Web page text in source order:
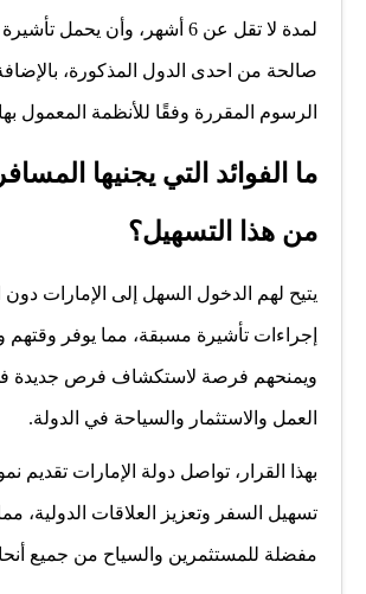
لمدة لا تقل عن 6 أشهر، وأن يحمل
صالحة من احدى الدول المذكورة،
الرسوم المقررة وفقًا للأنظمة المعمول
ما الفوائد التي يجنيها
من هذا التسهيل؟
يتيح لهم الدخول السهل إلى الإمارات دون
إجراءات تأشيرة مسبقة، مما يوفر وقتهم
ويمنحهم فرصة لاستكشاف فرص جديدة
العمل والاستثمار والسياحة في الدولة.
بهذا القرار، تواصل دولة الإمارات تقديم
تسهيل السفر وتعزيز العلاقات الدولية،
مفضلة للمستثمرين والسياح من جميع